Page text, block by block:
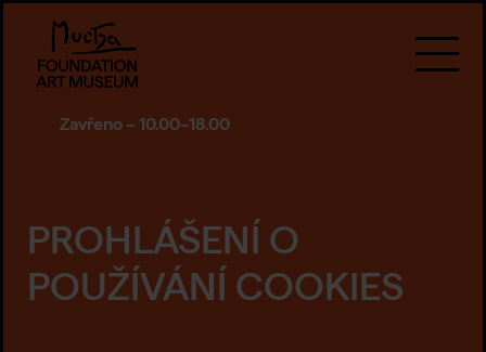
Zavřeno – 10.00–18.00
PROHLÁŠENÍ O
POUŽÍVÁNÍ COOKIES